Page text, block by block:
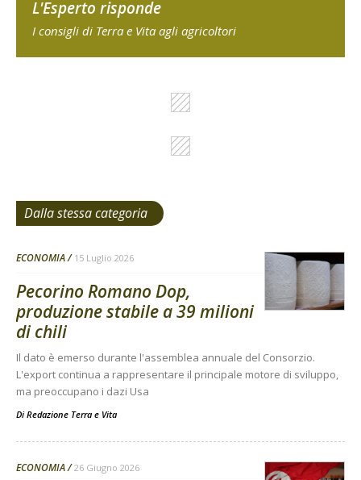
L'Esperto risponde
I consigli di Terra e Vita agli agricoltori
Dalla stessa categoria
ECONOMIA 15 Luglio 2026
Pecorino Romano Dop,
produzione stabile a 39 milioni
di chili
Il dato è emerso durante l'assemblea annuale del Consorzio.
L'export continua a rappresentare il principale motore di sviluppo,
ma preoccupano i dazi Usa
Di Redazione Terra e Vita
ECONOMIA 26 Giugno 2026